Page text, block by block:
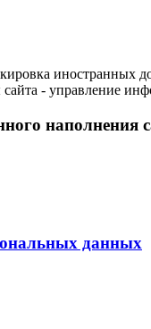
иностранных
- управление
наполнения
данных